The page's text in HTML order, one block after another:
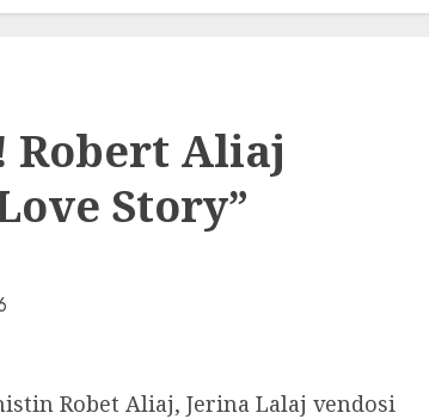
Robert Aliaj
Story”
Robet Aliaj, Jerina Lalaj vendosi